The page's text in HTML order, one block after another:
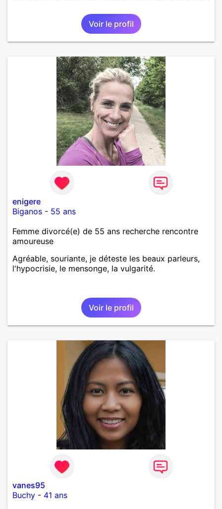
Voir le profil
enigere
Biganos - 55 ans
Femme divorcé(e) de 55 ans recherche rencontre
amoureuse
Agréable, souriante, je déteste les beaux parleurs,
l'hypocrisie, le mensonge, la vulgarité.
Voir le profil
vanes95
Buchy - 41 ans